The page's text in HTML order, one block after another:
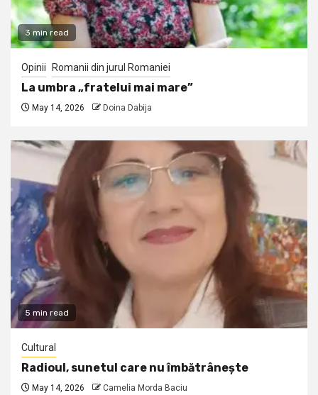
3 min read
Opinii Romanii din jurul Romaniei
La umbra „fratelui mai mare”
May 14, 2026 Doina Dabija
5 min read
Cultural
Radioul, sunetul care nu îmbătrânește
May 14, 2026 Camelia Morda Baciu